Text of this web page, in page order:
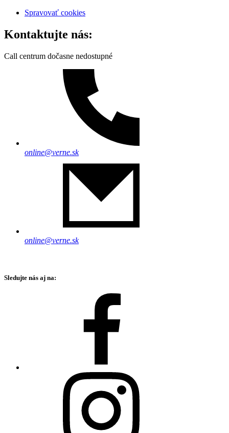
Spravovať cookies
Kontaktujte nás:
Call centrum dočasne nedostupné
online@verne.sk
online@verne.sk
Sledujte nás aj na: